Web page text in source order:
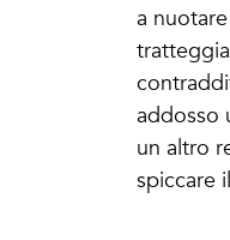
a
addosso
un altro
spiccare